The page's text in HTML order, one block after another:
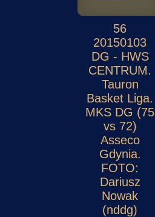
56
20150103
DG - HWS
CENTRUM.
Tauron
Basket Liga.
MKS DG (75
vs 72)
Asseco
Gdynia.
FOTO:
Dariusz
Nowak
(nddg)